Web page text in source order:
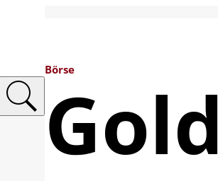
Börse
Gold